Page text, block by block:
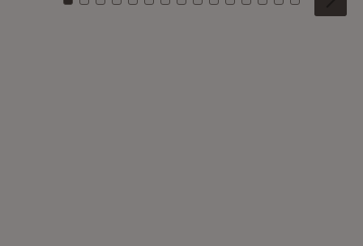
Zu Kachel: 0
Zu Kachel: 1
Zu Kachel: 2
Zu Kachel: 3
Zu Kachel: 4
Zu Kachel: 5
Zu Kachel: 6
Zu Kachel: 7
Zu Kachel: 8
Zu Kachel: 9
Zu Kachel: 10
Zu Kachel: 11
Zu Kachel: 12
Zu Kachel:
Zu